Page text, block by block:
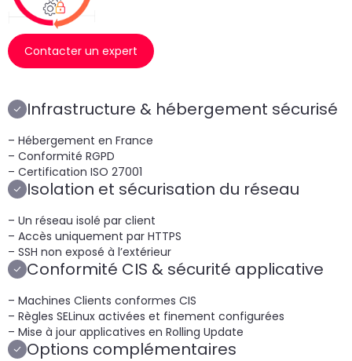
Contacter un expert
Infrastructure & hébergement sécurisé
– Hébergement en France
– Conformité RGPD
– Certification ISO 27001
Isolation et sécurisation du réseau
– Un réseau isolé par client
– Accès uniquement par HTTPS
– SSH non exposé à l’extérieur
Conformité CIS & sécurité applicative
– Machines Clients conformes CIS
– Règles SELinux activées et finement configurées
– Mise à jour applicatives en Rolling Update
Options complémentaires